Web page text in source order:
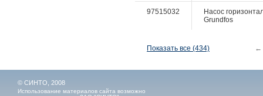
97515032
Насос
Grundfos
Показать все (434) ←
© СИНТО, 2008
Использование материалов сайта возможно